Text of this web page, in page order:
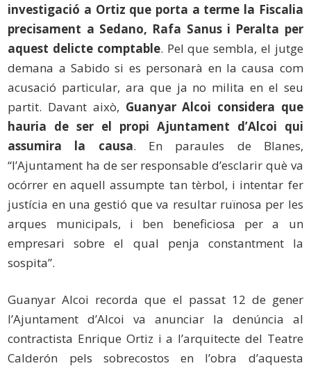
investigació a Ortiz que porta a terme la Fiscalia
precisament a Sedano, Rafa Sanus i Peralta per
aquest delicte comptable. Pel que sembla, el jutge
demana a Sabido si es personarà en la causa com
acusació particular, ara que ja no milita en el seu
partit. Davant això, Guanyar Alcoi considera que
hauria de ser el propi Ajuntament d’Alcoi qui
assumira la causa. En paraules de Blanes,
“l’Ajuntament ha de ser responsable d’esclarir què va
ocórrer en aquell assumpte tan tèrbol, i intentar fer
justícia en una gestió que va resultar ruïnosa per les
arques municipals, i ben beneficiosa per a un
empresari sobre el qual penja constantment la
sospita”.
Guanyar Alcoi recorda que el passat 12 de gener
l’Ajuntament d’Alcoi va anunciar la denúncia al
contractista Enrique Ortiz i a l’arquitecte del Teatre
Calderón pels sobrecostos en l’obra d’aquesta